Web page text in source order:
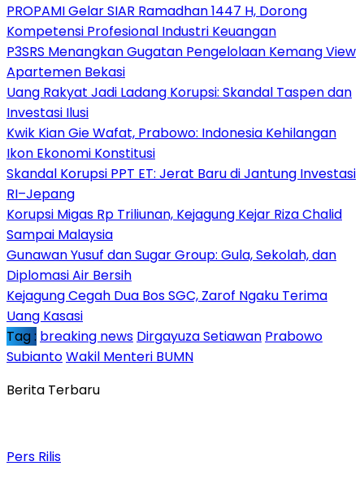
PROPAMI Gelar SIAR Ramadhan 1447 H, Dorong
Kompetensi Profesional Industri Keuangan
P3SRS Menangkan Gugatan Pengelolaan Kemang View
Apartemen Bekasi
Uang Rakyat Jadi Ladang Korupsi: Skandal Taspen dan
Investasi Ilusi
Kwik Kian Gie Wafat, Prabowo: Indonesia Kehilangan
Ikon Ekonomi Konstitusi
Skandal Korupsi PPT ET: Jerat Baru di Jantung Investasi
RI–Jepang
Korupsi Migas Rp Triliunan, Kejagung Kejar Riza Chalid
Sampai Malaysia
Gunawan Yusuf dan Sugar Group: Gula, Sekolah, dan
Diplomasi Air Bersih
Kejagung Cegah Dua Bos SGC, Zarof Ngaku Terima
Uang Kasasi
Tag : breaking news Dirgayuza Setiawan Prabowo
SubiantoWakil Menteri BUMN
Berita Terbaru
Pers Rilis